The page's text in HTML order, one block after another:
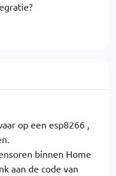
op een esp8266 ,
binnen Home
aan de code van